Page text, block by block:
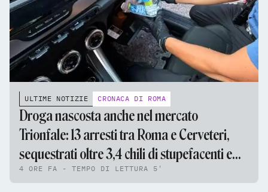
ULTIME NOTIZIE CRONACA DI ROMA
Droga nascosta anche nel mercato
Trionfale: 13 arresti tra Roma e Cerveteri,
sequestrati oltre 3,4 chili di stupefacenti e
95mila euro
4 ORE FA - TEMPO DI LETTURA 5'